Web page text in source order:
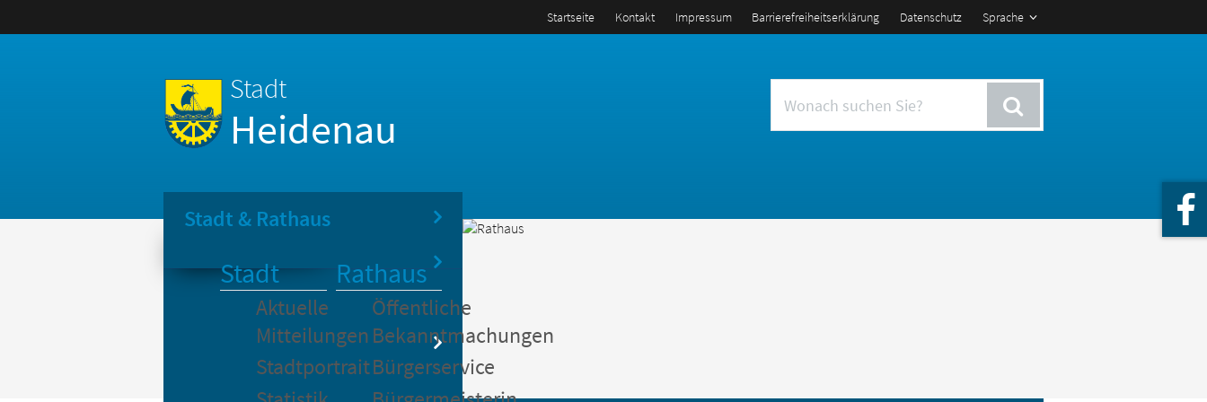
Sprache
Startseite Kontakt Impressum Barrierefreiheitserklärung Datenschutz
Stadt
Heidenau
Stadt & Rathaus
Stadt
Aktuelle
Mitteilungen
Stadtportrait
Rathaus
Öffentliche
Bekanntmachungen
Bürgerservice